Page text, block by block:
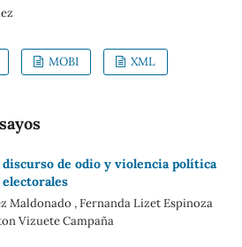
MOBI XML
de odio y violencia política
Maldonado , Fernanda Lizet Espinoza
Vizuete Campaña